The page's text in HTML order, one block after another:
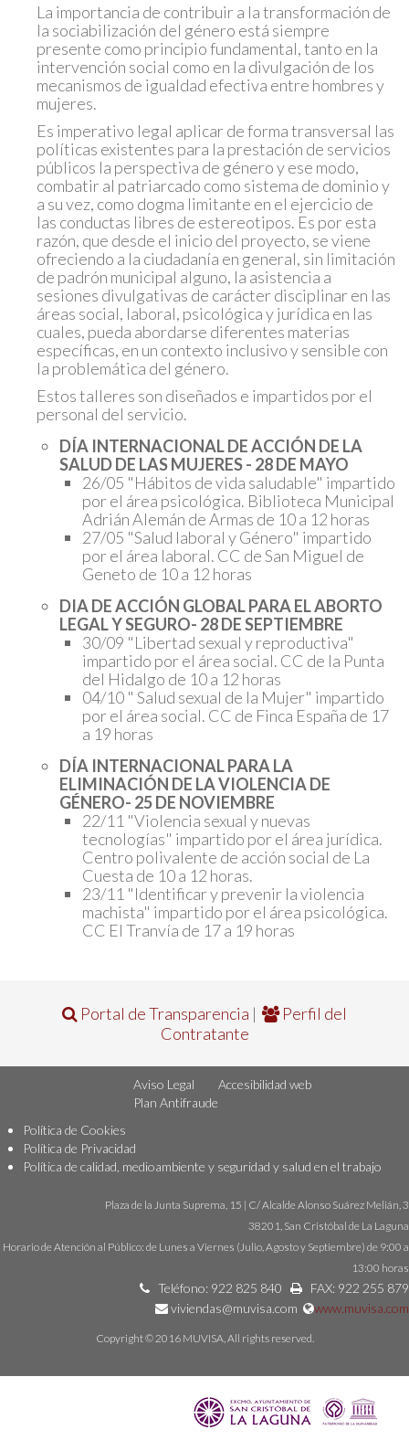
La importancia de contribuir a la transformación de
la sociabilización del género está siempre
presente como principio fundamental, tanto en la
intervención social como en la divulgación de los
mecanismos de igualdad efectiva entre hombres y
mujeres.
Es imperativo legal aplicar de forma transversal las
políticas existentes para la prestación de servicios
públicos la perspectiva de género y ese modo,
combatir al patriarcado como sistema de dominio y
a su vez, como dogma limitante en el ejercicio de
las conductas libres de estereotipos. Es por esta
razón, que desde el inicio del proyecto, se viene
ofreciendo a la ciudadanía en general, sin limitación
de padrón municipal alguno, la asistencia a
sesiones divulgativas de carácter disciplinar en las
áreas social, laboral, psicológica y jurídica en las
cuales, pueda abordarse diferentes materias
específicas, en un contexto inclusivo y sensible con
la problemática del género.
Estos talleres son diseñados e impartidos por el
personal del servicio.
DÍA INTERNACIONAL DE ACCIÓN DE LA
SALUD DE LAS MUJERES - 28 DE MAYO
26/05 "Hábitos de vida saludable" impartido
por el área psicológica. Biblioteca Municipal
Adrián Alemán de Armas de 10 a 12 horas
27/05 "Salud laboral y Género" impartido
por el área laboral. CC de San Miguel de
Geneto de 10 a 12 horas
DIA DE ACCIÓN GLOBAL PARA EL ABORTO
LEGAL Y SEGURO- 28 DE SEPTIEMBRE
30/09 "Libertad sexual y reproductiva"
impartido por el área social. CC de la Punta
del Hidalgo de 10 a 12 horas
04/10 " Salud sexual de la Mujer" impartido
por el área social. CC de Finca España de 17
a 19 horas
DÍA INTERNACIONAL PARA LA
ELIMINACIÓN DE LA VIOLENCIA DE
GÉNERO- 25 DE NOVIEMBRE
22/11 "Violencia sexual y nuevas
tecnologías" impartido por el área jurídica.
Centro polivalente de acción social de La
Cuesta de 10 a 12 horas.
23/11 "Identificar y prevenir la violencia
machista" impartido por el área psicológica.
CC El Tranvía de 17 a 19 horas
Portal de Transparencia |
Perfil del
Contratante
Aviso Legal
Accesibilidad web
Plan Antifraude
Política de Cookies
Política de Privacidad
Política de calidad, medioambiente y seguridad y salud en el trabajo
Plaza de la Junta Suprema, 15 | C/ Alcalde Alonso Suárez Melián, 3
38201, San Cristóbal de La Laguna
Horario de Atención al Público: de Lunes a Viernes (Julio, Agosto y Septiembre) de 9:00 a
13:00 horas
Teléfono: 922 825 840
FAX: 922 255 879
viviendas@muvisa.com
www.muvisa.com
Copyright © 2016 MUVISA, All rights reserved.